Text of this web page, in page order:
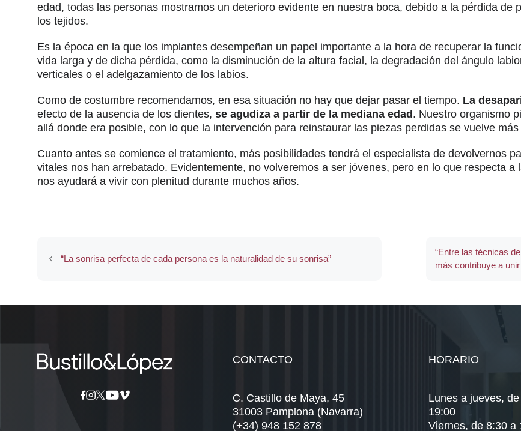
edad, todas las personas mostramos un deterioro evidente en nuestra boca, debido a la pérdida de
los tejidos.
Es la época en la que los implantes desempeñan un papel importante a la hora de recuperar la
vida larga y de dicha pérdida, como la disminución de la altura facial, la degradación del ángulo
verticales o el adelgazamiento de los labios.
Como de costumbre recomendamos, en esa situación no hay que dejar pasar el tiempo. La
efecto de la ausencia de los dientes, se agudiza a partir de la mediana edad. Nuestro organismo
allá donde era posible, con lo que la intervención para reinstaurar las piezas perdidas se vuelve
Cuanto antes se comience el tratamiento, más posibilidades tendrá el especialista de devolvernos
vitales nos han arrebatado. Evidentemente, no volveremos a ser jóvenes, pero en lo que respecta
nos ayudará a vivir con plenitud durante muchos años.
“La sonrisa perfecta de cada persona es la naturalidad de su sonrisa”
“Entre las técnicas
más contribuye a
CONTACTO
C. Castillo de Maya, 45
31003 Pamplona (Navarra)
(+34) 948 152 878
HORARIO
Lunes a jueves,
19:00
Viernes, de 8:30 a